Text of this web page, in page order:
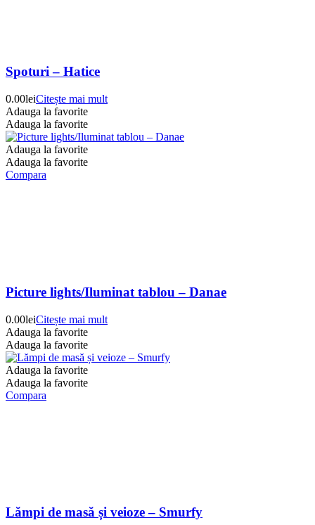
Spoturi – Hatice
0.00leiCitește mai mult
Adauga la favorite
Adauga la favorite
Adauga la favorite
Adauga la favorite
Compara
Picture lights/Iluminat tablou – Danae
0.00leiCitește mai mult
Adauga la favorite
Adauga la favorite
Adauga la favorite
Adauga la favorite
Compara
Lămpi de masă și veioze – Smurfy